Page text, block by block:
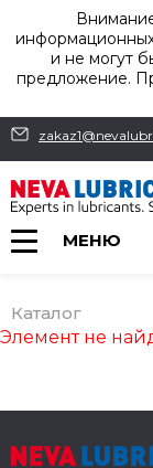
и не могут
предложение.
МЕНЮ
Каталог
Элемент не